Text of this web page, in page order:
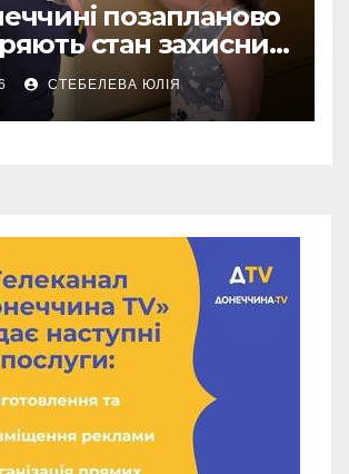
позапланово
стан захисних
СТЕБЕЛЕВА ЮЛІЯ